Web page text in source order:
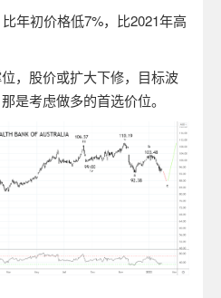
比年初价格低7%，比2021年高
，股价或扩大下修，目标波
是考虑做多的首选价位。